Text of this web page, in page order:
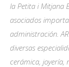
la Petita i Mitjana
asociados
administración.
diversas
cerámica, joyería,